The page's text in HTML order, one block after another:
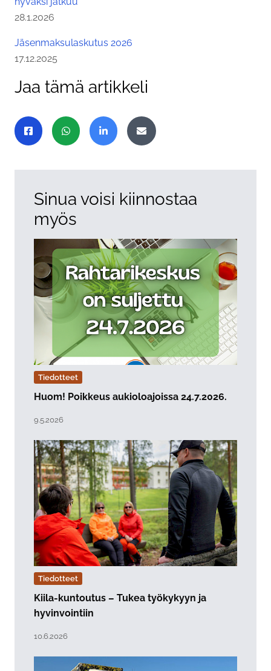
Julkaistu:
28.1.2026
Jäsenmaksulaskutus 2026
Julkaistu:
17.12.2025
Jaa tämä artikkeli
Jaa sivu
Jaa Facebookissa
Jaa WhatsAppissa
Jaa LinkedInissäJaa sähköpostitse
Sinua voisi kiinnostaa
myös
Tiedotteet
Huom! Poikkeus aukioloajoissa 24.7.2026.
9.5.2026
Tiedotteet
Kiila-kuntoutus – Tukea työkykyyn ja
hyvinvointiin
10.6.2026